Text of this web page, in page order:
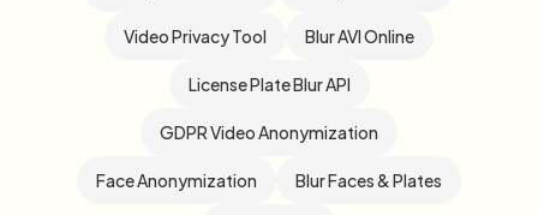
Video Privacy Tool Blur AVI Online
License Plate Blur API
GDPR Video Anonymization
Face Anonymization Blur Faces & Plates